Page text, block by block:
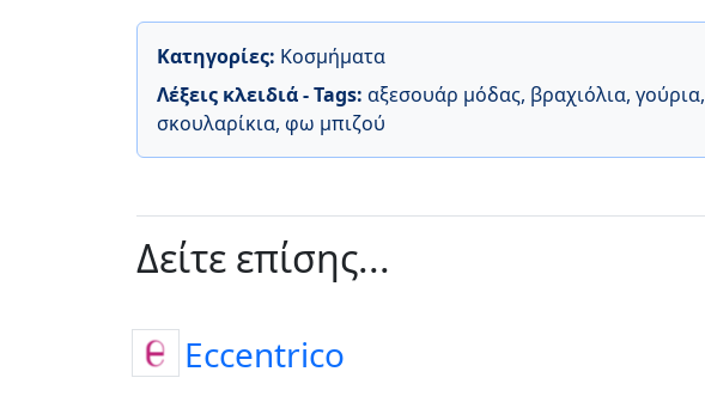
Κατηγορίες: Κοσμήματα
Λέξεις κλειδιά - Tags: αξεσουάρ μόδας, βραχιόλια, γούρια,
σκουλαρίκια, φω μπιζού
Δείτε επίσης...
Eccentrico